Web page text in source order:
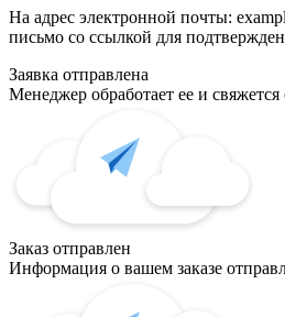
На адрес электронной почты:
письмо со ссылкой для
Заявка отправлена
Менеджер обработает ее и
Заказ отправлен
Информация о вашем заказе